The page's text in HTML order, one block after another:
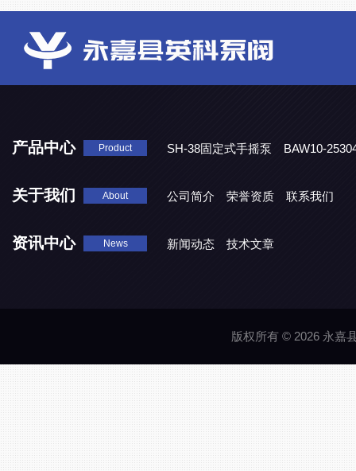
产品中心 Product SH-38固定式手摇泵
BAW10-
关于我们 About 公司简介 荣誉资质 联系我们
资讯中心 News 新闻动态 技术文章
版权所有 © 2026 永嘉